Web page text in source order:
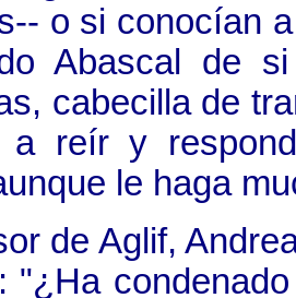
o si conocían
Abascal de
cabecilla de
reír y
le haga
de Aglif,
"¿Ha